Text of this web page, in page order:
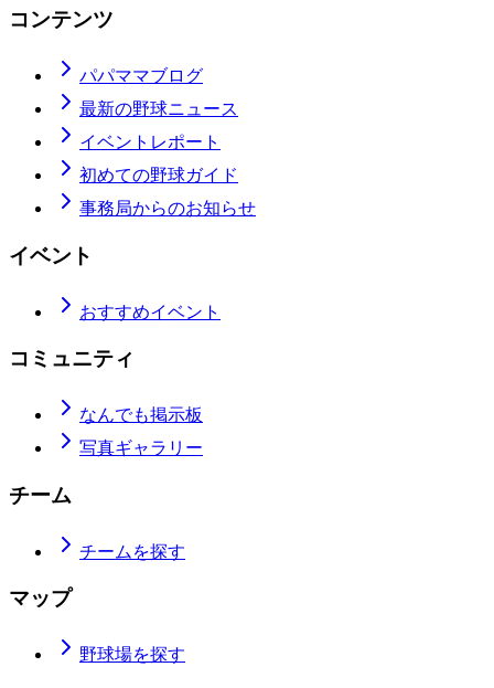
コンテンツ
パパママブログ
最新の野球ニュース
イベントレポート
初めての野球ガイド
事務局からのお知らせ
イベント
おすすめイベント
コミュニティ
なんでも掲示板
写真ギャラリー
チーム
チームを探す
マップ
野球場を探す